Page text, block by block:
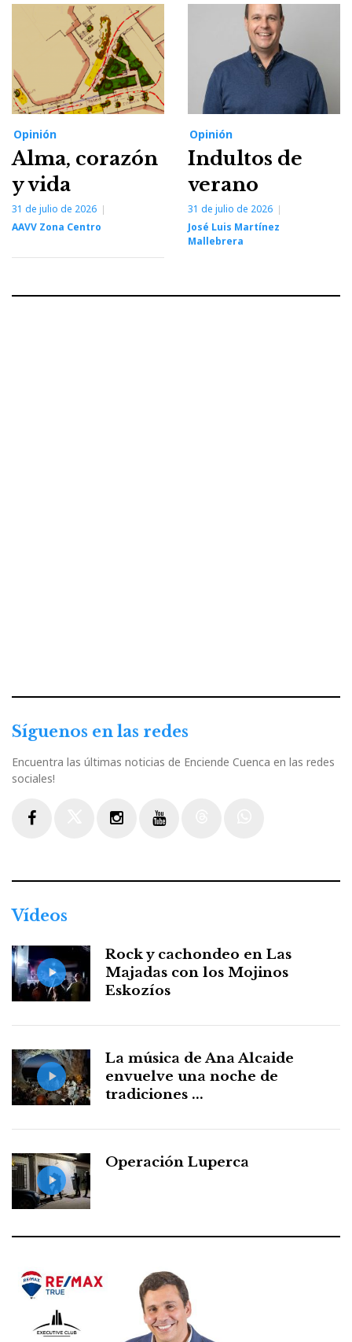
Opinión
Alma, corazón
y vida
31 de julio de 2026
AAVV Zona Centro
Opinión
Indultos de
verano
31 de julio de 2026
José Luis Martínez
Mallebrera
Síguenos en las redes
Encuentra las últimas noticias de Enciende Cuenca en las redes
sociales!
Vídeos
Rock y cachondeo en Las
Majadas con los Mojinos
Eskozíos
La música de Ana Alcaide
envuelve una noche de
tradiciones ...
Operación Luperca